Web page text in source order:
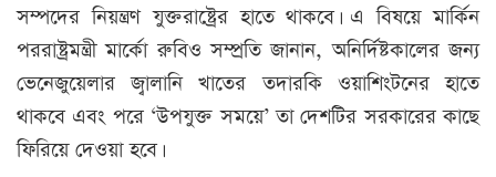
সম্পদের নিয়ন্ত্রণ যুক্তরাষ্ট্রের হাতে থাকবে। এ বিষয়ে মার্কিন
পররাষ্ট্রমন্ত্রী মার্কো রুবিও সম্প্রতি জানান, অনির্দিষ্টকালের জন্য
ভেনেজুয়েলার জ্বালানি খাতের তদারকি ওয়াশিংটনের হাতে
থাকবে এবং পরে ‘উপযুক্ত সময়ে’ তা দেশটির সরকারের কাছে
ফিরিয়ে দেওয়া হবে।